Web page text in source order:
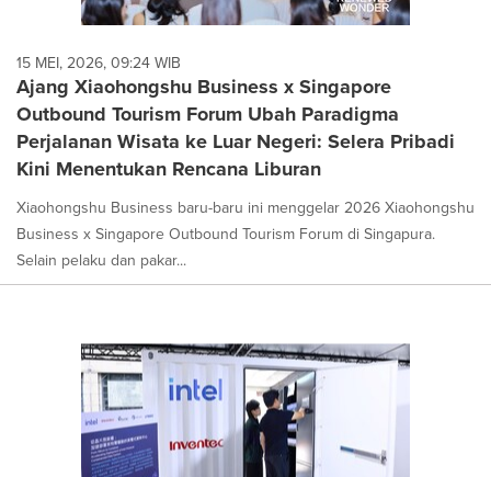
15 MEI, 2026, 09:24 WIB
Ajang Xiaohongshu Business x Singapore
Outbound Tourism Forum Ubah Paradigma
Perjalanan Wisata ke Luar Negeri: Selera Pribadi
Kini Menentukan Rencana Liburan
Xiaohongshu Business baru-baru ini menggelar 2026 Xiaohongshu
Business x Singapore Outbound Tourism Forum di Singapura.
Selain pelaku dan pakar...